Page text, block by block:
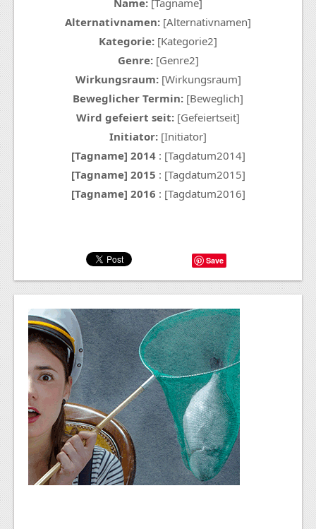
Name: [Tagname]
Alternativnamen: [Alternativnamen]
Kategorie: [Kategorie2]
Genre:[Genre2]
Wirkungsraum:[Wirkungsraum]
Beweglicher Termin: [Beweglich]
Wird gefeiert seit: [Gefeiertseit]
Initiator: [Initiator]
[Tagname] 2014 : [Tagdatum2014]
[Tagname] 2015 : [Tagdatum2015]
[Tagname] 2016 : [Tagdatum2016]
Save